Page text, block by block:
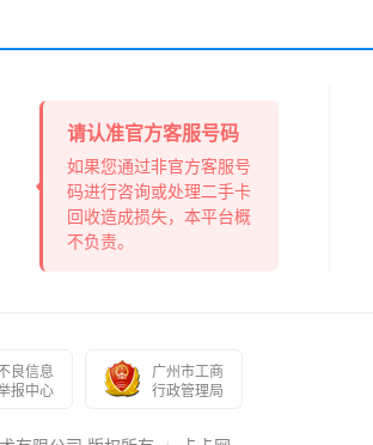
请认准官方客服号码
如果您通过非官方客服号
码进行咨询或处理二手卡
回收造成损失，本平台概
不负责。
良信息
报中心
广州市工商
行政管理局